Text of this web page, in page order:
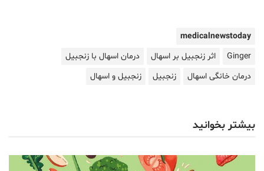
medicalnewstoday
Ginger
اثر زنجبیل بر اسهال
درمان اسهال با زنجبیل
درمان خانگی اسهال
زنجبیل زنجبیل و اسهال
بیشتر بخوانید